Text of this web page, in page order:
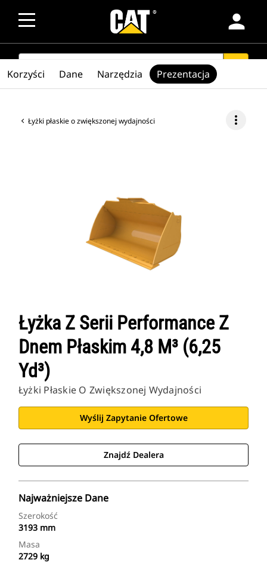
person
SEARCH
Łyżki płaskie o zwiększonej wydajności more_vert
Łyżka Z Serii Performance Z
Dnem Płaskim 4,8 M³ (6,25
Yd³)
Łyżki Płaskie O Zwiększonej Wydajności
Wyślij Zapytanie Ofertowe
Znajdź Dealera
Najważniejsze Dane
Szerokość
3193 mm
Masa
2729 kg
Korzyści Dane Narzędzia Prezentacja